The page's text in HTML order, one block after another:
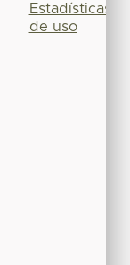
Estadísticas
de uso